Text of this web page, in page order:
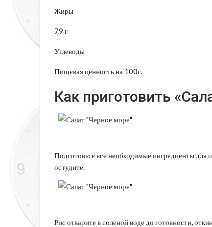
Жиры
79 г
Углеводы
Пищевая ценность на 100г.
Как приготовить
Подготовьте все необходимые ингредиенты для
остудите.
Рис отварите в соленой воде до готовности,